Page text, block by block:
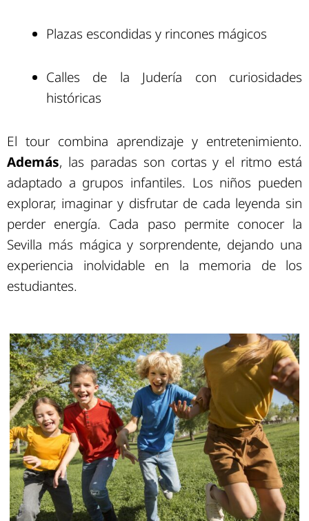
Plazas escondidas y rincones mágicos
Calles de la Judería con curiosidades
históricas
El tour combina aprendizaje y entretenimiento.
Además, las paradas son cortas y el ritmo está
adaptado a grupos infantiles. Los niños pueden
explorar, imaginar y disfrutar de cada leyenda sin
perder energía. Cada paso permite conocer la
Sevilla más mágica y sorprendente, dejando una
experiencia inolvidable en la memoria de los
estudiantes.